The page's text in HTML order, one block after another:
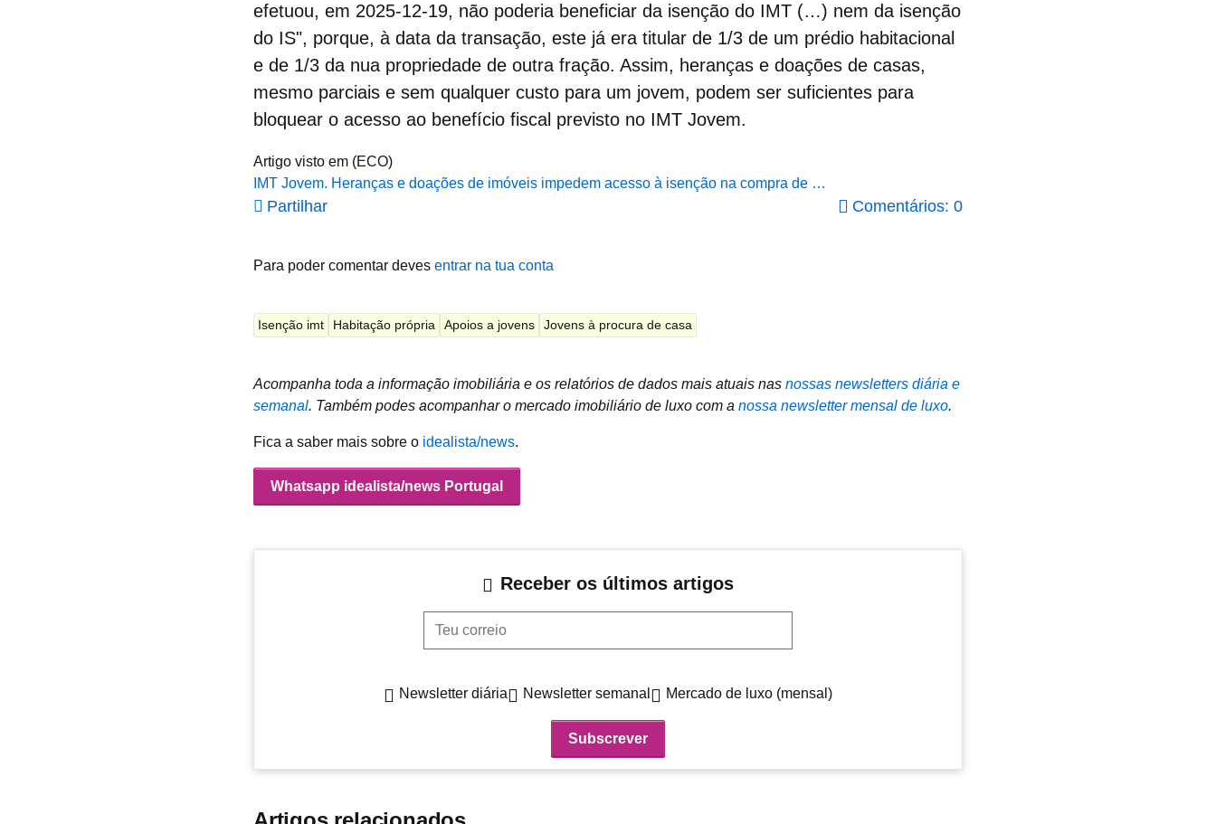
efetuou, em 2025-12-19, não poderia beneficiar da isenção do IMT (…) nem da isenção
do IS", porque, à data da transação, este já era titular de 1/3 de um prédio habitacional
e de 1/3 da nua propriedade de outra fração. Assim, heranças e doações de casas,
mesmo parciais e sem qualquer custo para um jovem, podem ser suficientes para
bloquear o acesso ao benefício fiscal previsto no IMT Jovem.
Artigo visto em (ECO)
IMT Jovem. Heranças e doações de imóveis impedem acesso à isenção na compra de …
Partilhar Comentários: 0
Para poder comentar deves entrar na tua conta
Isenção imt Habitação própria Apoios a jovens Jovens à procura de casa
Acompanha toda a informação imobiliária e os relatórios de dados mais atuais nas nossas newsletters diária e
semanal. Também podes acompanhar o mercado imobiliário de luxo com a nossa newsletter mensal de luxo.
Fica a saber mais sobre o idealista/news.
Whatsapp idealista/news Portugal
Receber os últimos artigos
Teu correio
Newsletter diária Newsletter semanal Mercado de luxo (mensal)